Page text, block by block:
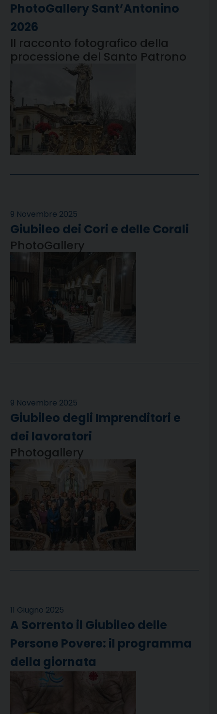
PhotoGallery Sant’Antonino
2026
Il racconto fotografico della
processione del Santo Patrono
9 Novembre 2025
Giubileo dei Cori e delle Corali
PhotoGallery
9 Novembre 2025
Giubileo degli Imprenditori e
dei lavoratori
Photogallery
11 Giugno 2025
A Sorrento il Giubileo delle
Persone Povere: il programma
della giornata